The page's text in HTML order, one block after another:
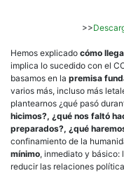
>>
Hemos explicado cómo
implica lo sucedido con el
basamos en la premisa
varios más, incluso más
plantearnos ¿qué pasó
hicimos?, ¿qué nos faltó
preparados?, ¿qué
confinamiento de la
mínimo, inmediato y básico:
reducir las relaciones